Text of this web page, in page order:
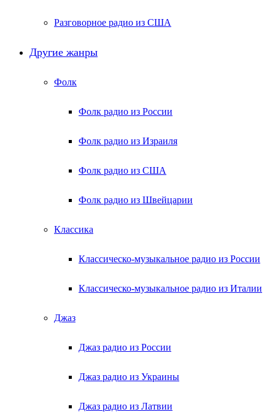
Разговорное радио из США
Другие жанры
Фолк
Фолк радио из России
Фолк радио из Израиля
Фолк радио из США
Фолк радио из Швейцарии
Классика
Классическо-музыкальное радио из России
Классическо-музыкальное радио из Италии
Джаз
Джаз радио из России
Джаз радио из Украины
Джаз радио из Латвии